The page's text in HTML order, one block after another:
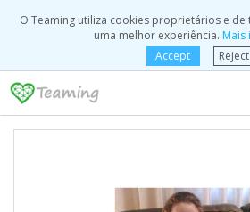
O Teaming utiliza cookies proprietários e
uma melhor experiência. Mais
Accept
Reject